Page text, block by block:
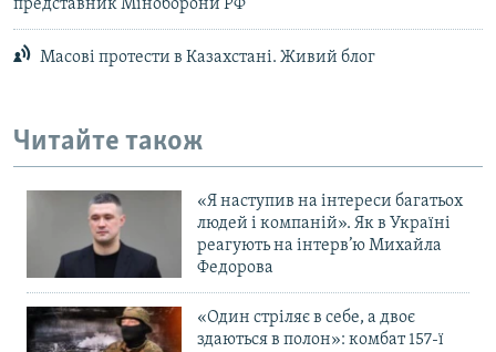
представник Міноборони РФ
Масові протести в Казахстані. Живий блог
Читайте також
«Я наступив на інтереси багатьох
людей і компаній». Як в Україні
реагують на інтерв’ю Михайла
Федорова
«Один стріляє в себе, а двоє
здаються в полон»: комбат 157-ї